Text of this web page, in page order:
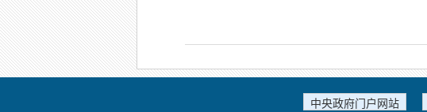
中央政府门户网站